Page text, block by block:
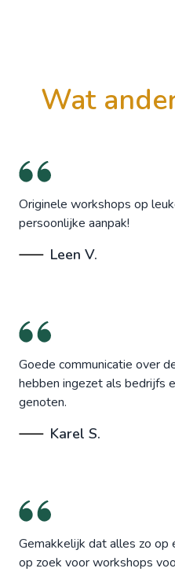
wat
Originele workshops op
persoonlijke aanpak!
Leen V.
Goede communicatie over
hebben ingezet als bedrijfs
genoten.
Karel S.
Gemakkelijk dat alles zo
op zoek voor workshops